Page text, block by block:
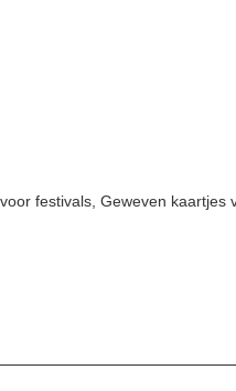
festivals, Geweven kaartjes